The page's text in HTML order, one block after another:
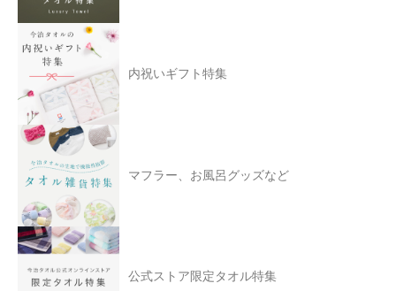
内祝いギフト特集
マフラー、お風呂グッズなど
公式ストア限定タオル特集